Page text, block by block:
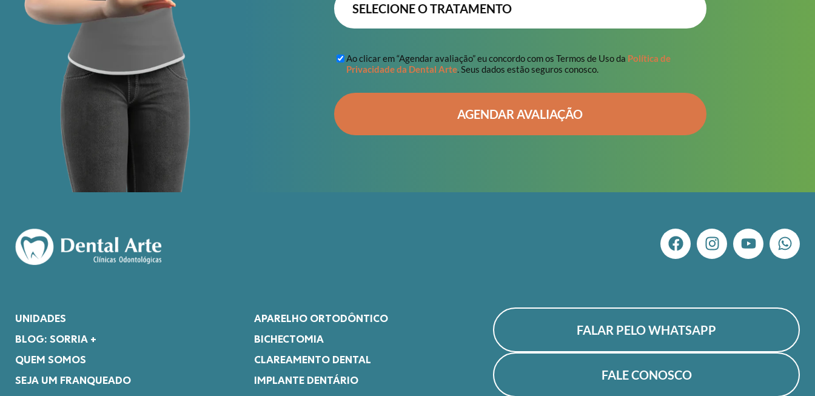
Ao clicar em “Agendar avaliação” eu concordo com os Termos de Uso da Política de
Privacidade da Dental Arte. Seus dados estão seguros conosco.
AGENDAR AVALIAÇÃO
UNIDADES
BLOG: SORRIA +
QUEM SOMOS
SEJA UM FRANQUEADO
APARELHO ORTODÔNTICO
BICHECTOMIA
CLAREAMENTO DENTAL
IMPLANTE DENTÁRIO
FALAR PELO WHATSAPP
FALE CONOSCO